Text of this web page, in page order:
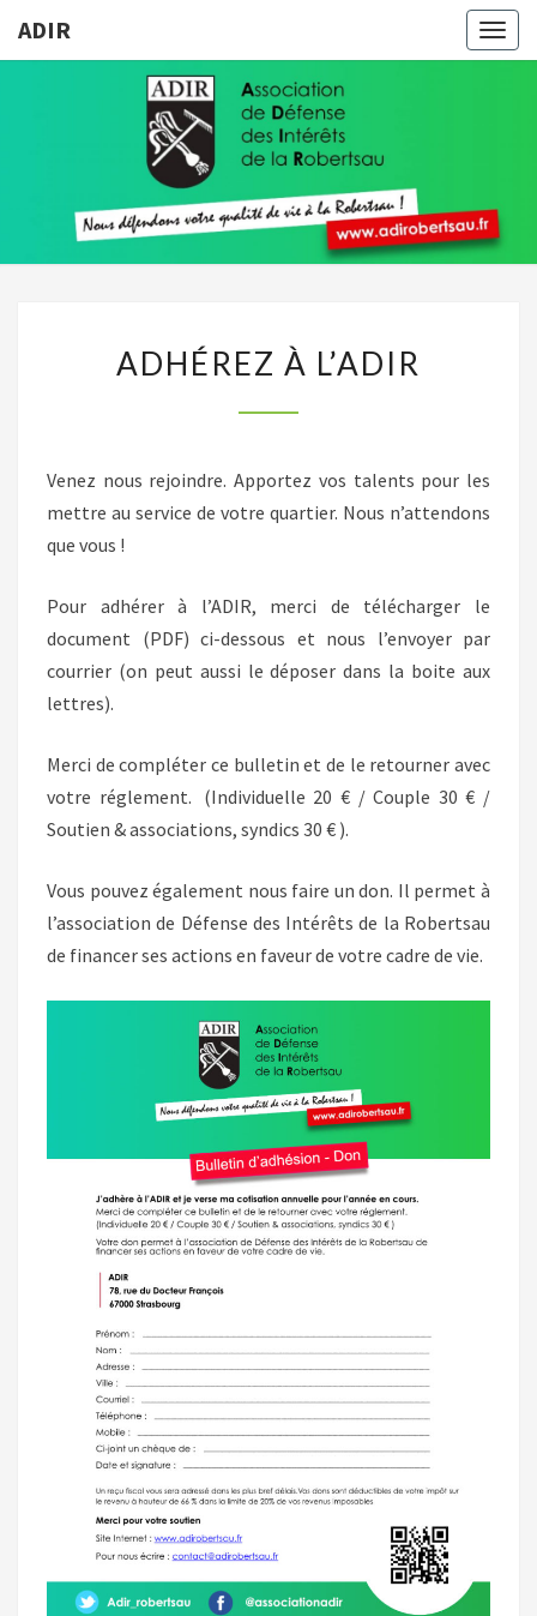
ADIR
ADIR
Votre
Qualité
De Vie À
Robertsau
À
ADHÉREZ À L’ADIR
Venez nous rejoindre. Apportez vos talents pour les
mettre au service de votre quartier. Nous n’attendons
que vous !
Pour adhérer à l’ADIR, merci de télécharger le
document (PDF) ci-dessous et nous l’envoyer par
courrier (on peut aussi le déposer dans la boite aux
lettres).
Merci de compléter ce bulletin et de le retourner avec
votre réglement. (Individuelle 20 € / Couple 30 € /
Soutien & associations, syndics 30 € ).
Vous pouvez également nous faire un don. Il permet à
l’association de Défense des Intérêts de la Robertsau
de financer ses actions en faveur de votre cadre de vie.